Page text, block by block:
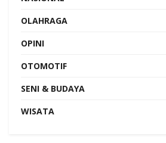
OLAHRAGA
OPINI
OTOMOTIF
SENI & BUDAYA
WISATA